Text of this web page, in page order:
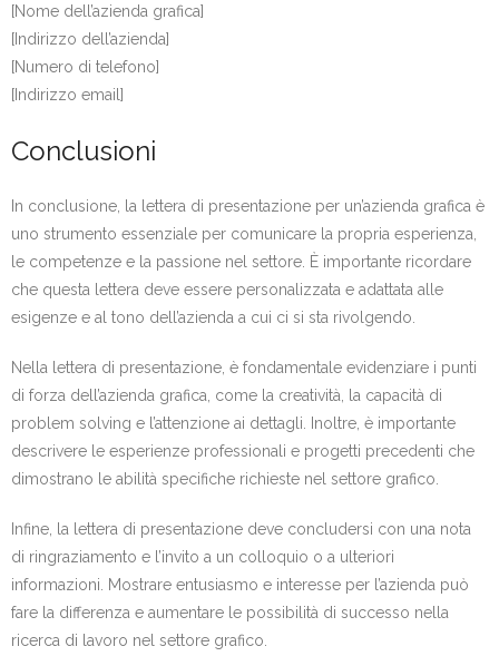
[Nome dell’azienda grafica]
[Indirizzo dell’azienda]
[Numero di telefono]
[Indirizzo email]
Conclusioni
In conclusione, la lettera di presentazione per un’azienda grafica è
uno strumento essenziale per comunicare la propria esperienza,
le competenze e la passione nel settore. È importante ricordare
che questa lettera deve essere personalizzata e adattata alle
esigenze e al tono dell’azienda a cui ci si sta rivolgendo.
Nella lettera di presentazione, è fondamentale evidenziare i punti
di forza dell’azienda grafica, come la creatività, la capacità di
problem solving e l’attenzione ai dettagli. Inoltre, è importante
descrivere le esperienze professionali e progetti precedenti che
dimostrano le abilità specifiche richieste nel settore grafico.
Infine, la lettera di presentazione deve concludersi con una nota
di ringraziamento e l’invito a un colloquio o a ulteriori
informazioni. Mostrare entusiasmo e interesse per l’azienda può
fare la differenza e aumentare le possibilità di successo nella
ricerca di lavoro nel settore grafico.